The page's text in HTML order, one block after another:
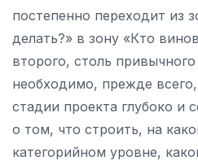
постепенно переходит из
делать?» в зону «Кто
второго, столь
необходимо, прежде
стадии проекта глубоко и
о том, что строить, на
категорийном уровне,